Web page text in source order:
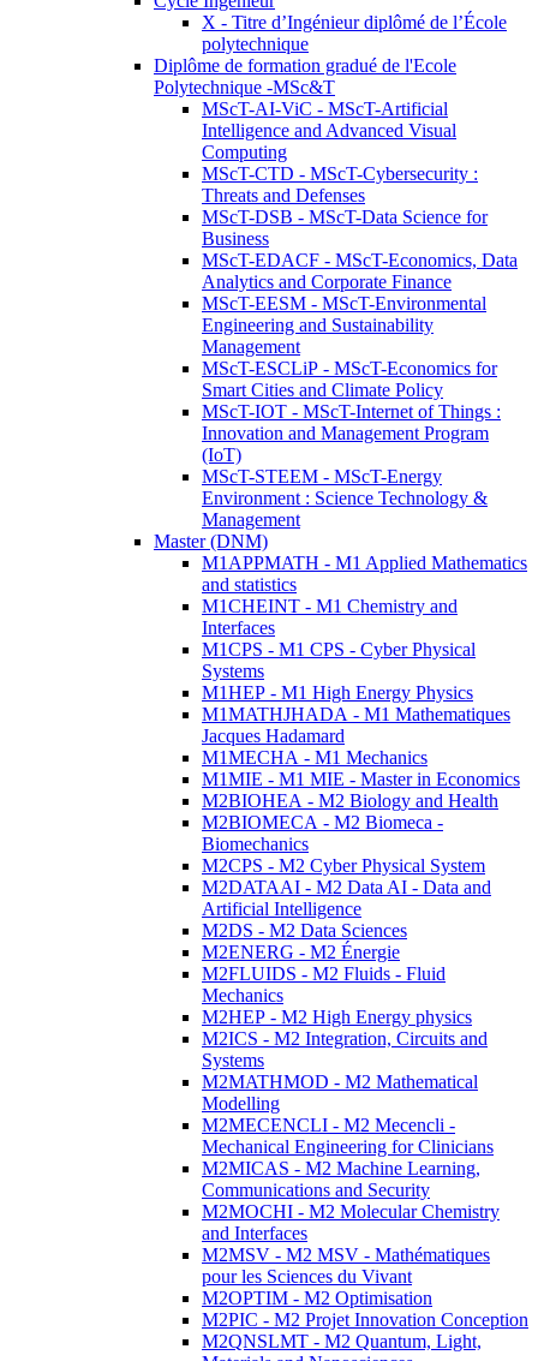
X - Titre d’Ingénieur diplômé de l’École
polytechnique
Diplôme de formation gradué de l'Ecole
Polytechnique -MSc&T
MScT-AI-ViC - MScT-Artificial
Intelligence and Advanced Visual
Computing
MScT-CTD - MScT-Cybersecurity :
Threats and Defenses
MScT-DSB - MScT-Data Science for
Business
MScT-EDACF - MScT-Economics, Data
Analytics and Corporate Finance
MScT-EESM - MScT-Environmental
Engineering and Sustainability
Management
MScT-ESCLiP - MScT-Economics for
Smart Cities and Climate Policy
MScT-IOT - MScT-Internet of Things :
Innovation and Management Program
(IoT)
MScT-STEEM - MScT-Energy
Environment : Science Technology &
Management
Master (DNM)
M1APPMATH - M1 Applied Mathematics
and statistics
M1CHEINT - M1 Chemistry and
Interfaces
M1CPS - M1 CPS - Cyber Physical
Systems
M1HEP - M1 High Energy Physics
M1MATHJHADA - M1 Mathematiques
Jacques Hadamard
M1MECHA - M1 Mechanics
M1MIE - M1 MIE - Master in Economics
M2BIOHEA - M2 Biology and Health
M2BIOMECA - M2 Biomeca -
Biomechanics
M2CPS - M2 Cyber Physical System
M2DATAAI - M2 Data AI - Data and
Artificial Intelligence
M2DS - M2 Data Sciences
M2ENERG - M2 Énergie
M2FLUIDS - M2 Fluids - Fluid
Mechanics
M2HEP - M2 High Energy physics
M2ICS - M2 Integration, Circuits and
Systems
M2MATHMOD - M2 Mathematical
Modelling
M2MECENCLI - M2 Mecencli -
Mechanical Engineering for Clinicians
M2MICAS - M2 Machine Learning,
Communications and Security
M2MOCHI - M2 Molecular Chemistry
and Interfaces
M2MSV - M2 MSV - Mathématiques
pour les Sciences du Vivant
M2OPTIM - M2 Optimisation
M2PIC - M2 Projet Innovation Conception
M2QNSLMT - M2 Quantum, Light,